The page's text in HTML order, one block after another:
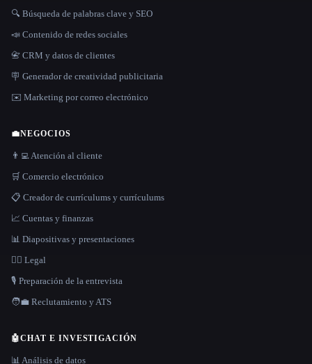
🔍 Búsqueda de palabras clave y SEO
📣 Contenido de redes sociales
📇 CRM y datos de clientes
🪧 Generador de creatividad publicitaria
✉️ Marketing por correo electrónico
💼NEGOCIOS
👨‍💻 Atención al cliente
🛒 Comercio electrónico
📋 Creador de currículums y currículums
📈 Cuentas y finanzas
📊 Diapositivas y presentaciones
👩‍⚖️ Legal
🎙️ Preparación de la entrevista
🧑‍💼 Reclutamiento y ATS
🤖CHAT E INVESTIGACIÓN
📊 Análisis de datos